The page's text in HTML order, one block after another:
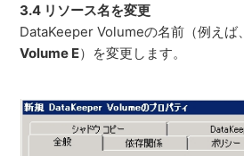
3.4 リソース名を変更
DataKeeper Volumeの名前（例えば、
Volume E）を変更します。